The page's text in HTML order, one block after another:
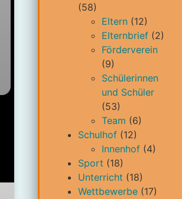
(58)
Eltern(12)
Elternbrief(2)
Förderverein
(9)
Schülerinnen
und Schüler
(53)
Team (6)
Schulhof(12)
Innenhof(4)
Sport (18)
Unterricht (18)
Wettbewerbe(17)